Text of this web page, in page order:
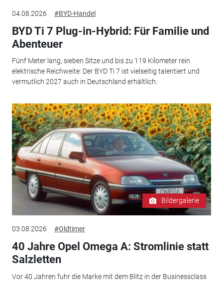
04.08.2026 #BYD-Handel
BYD Ti 7 Plug-in-Hybrid: Für Familie und
Abenteuer
Fünf Meter lang, sieben Sitze und bis zu 119 Kilometer rein
elektrische Reichweite: Der BYD Ti 7 ist vielseitig talentiert und
vermutlich 2027 auch in Deutschland erhältlich.
Bildergalerie
03.08.2026 #Oldtimer
40 Jahre Opel Omega A: Stromlinie statt
Salzletten
Vor 40 Jahren fuhr die Marke mit dem Blitz in der Businessclass